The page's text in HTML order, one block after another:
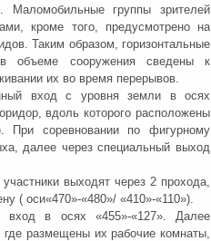
Маломобильные группы зрителей
кроме того, предусмотрено на
Таким образом, горизонтальные
объеме сооружения сведены к
их во время перерывов.
вход с уровня земли в осях
вдоль которого расположены
При соревновании по фигурному
далее через специальный выход
«420»).
выходят через 2 прохода,
( оси«470»-«480»/ «410»-«110»).
вход в осях «455»-«127». Далее
размещены их рабочие комнаты,